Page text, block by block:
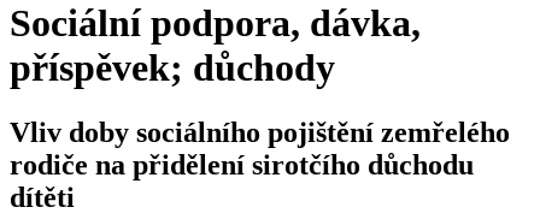
Sociální podpora, dávka,
příspěvek; důchody
Vliv doby sociálního pojištění zemřelého
rodiče na přidělení sirotčího důchodu
dítěti